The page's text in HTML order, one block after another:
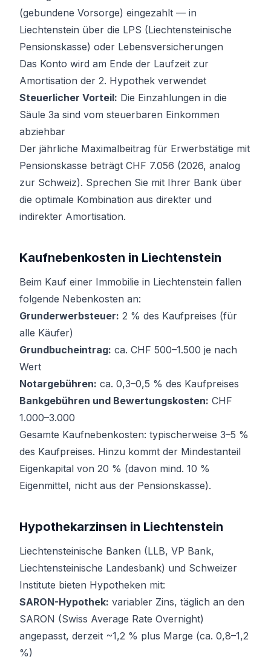
(gebundene Vorsorge) eingezahlt — in
Liechtenstein über die LPS (Liechtensteinische
Pensionskasse) oder Lebensversicherungen
Das Konto wird am Ende der Laufzeit zur
Amortisation der 2. Hypothek verwendet
Steuerlicher Vorteil: Die Einzahlungen in die
Säule 3a sind vom steuerbaren Einkommen
abziehbar
Der jährliche Maximalbeitrag für Erwerbstätige mit
Pensionskasse beträgt CHF 7.056 (2026, analog
zur Schweiz). Sprechen Sie mit Ihrer Bank über
die optimale Kombination aus direkter und
indirekter Amortisation.
Kaufnebenkosten in Liechtenstein
Beim Kauf einer Immobilie in Liechtenstein fallen
folgende Nebenkosten an:
Grunderwerbsteuer: 2 % des Kaufpreises (für
alle Käufer)
Grundbucheintrag: ca. CHF 500–1.500 je nach
Wert
Notargebühren: ca. 0,3–0,5 % des Kaufpreises
Bankgebühren und Bewertungskosten: CHF
1.000–3.000
Gesamte Kaufnebenkosten: typischerweise 3–5 %
des Kaufpreises. Hinzu kommt der Mindestanteil
Eigenkapital von 20 % (davon mind. 10 %
Eigenmittel, nicht aus der Pensionskasse).
Hypothekarzinsen in Liechtenstein
Liechtensteinische Banken (LLB, VP Bank,
Liechtensteinische Landesbank) und Schweizer
Institute bieten Hypotheken mit:
SARON-Hypothek: variabler Zins, täglich an den
SARON (Swiss Average Rate Overnight)
angepasst, derzeit ~1,2 % plus Marge (ca. 0,8–1,2
%)